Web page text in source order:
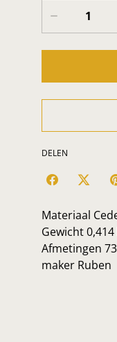
DELEN
Materiaal
Gewicht 0,414
Afmetingen
maker Ruben